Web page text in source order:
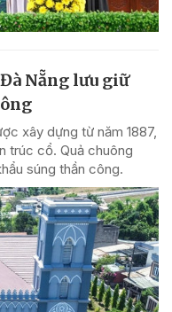
Nẵng lưu giữ
xây dựng từ năm 1887,
trúc cổ. Quả chuông
súng thần công.